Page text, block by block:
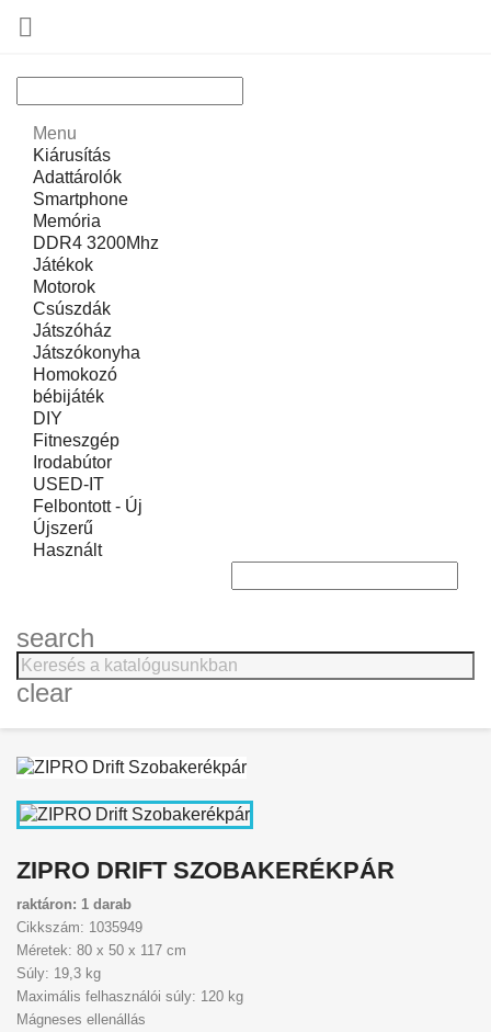

Menu
Kiárusítás
Adattárolók
Smartphone
Memória
DDR4 3200Mhz
Játékok
Motorok
Csúszdák
Játszóház
Játszókonyha
Homokozó
bébijáték
DIY
Fitneszgép
Irodabútor
USED-IT
Felbontott - Új
Újszerű
Használt
search
clear
ZIPRO DRIFT SZOBAKERÉKPÁR
raktáron: 1 darab
Cikkszám: 1035949
Méretek: 80 x 50 x 117 cm
Súly: 19,3 kg
Maximális felhasználói súly: 120 kg
Mágneses ellenállás